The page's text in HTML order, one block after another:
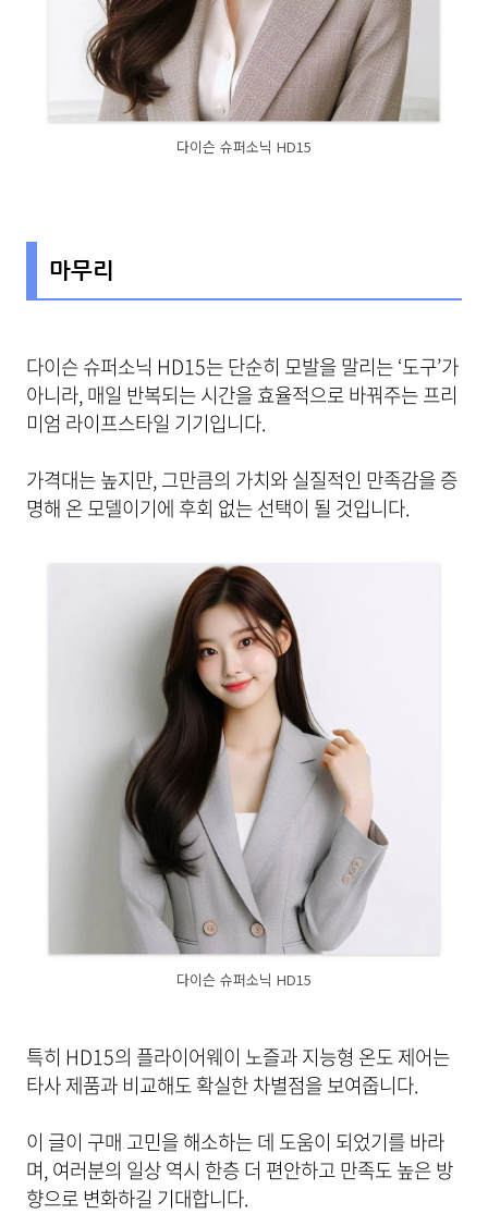
다이슨 슈퍼소닉 HD15
마무리
다이슨 슈퍼소닉 HD15는 단순히 모발을 말리는 ‘도구’가
아니라, 매일 반복되는 시간을 효율적으로 바꿔주는 프리
미엄 라이프스타일 기기입니다.
가격대는 높지만, 그만큼의 가치와 실질적인 만족감을 증
명해 온 모델이기에 후회 없는 선택이 될 것입니다.
다이슨 슈퍼소닉 HD15
특히 HD15의 플라이어웨이 노즐과 지능형 온도 제어는
타사 제품과 비교해도 확실한 차별점을 보여줍니다.
이 글이 구매 고민을 해소하는 데 도움이 되었기를 바라
며, 여러분의 일상 역시 한층 더 편안하고 만족도 높은 방
향으로 변화하길 기대합니다.